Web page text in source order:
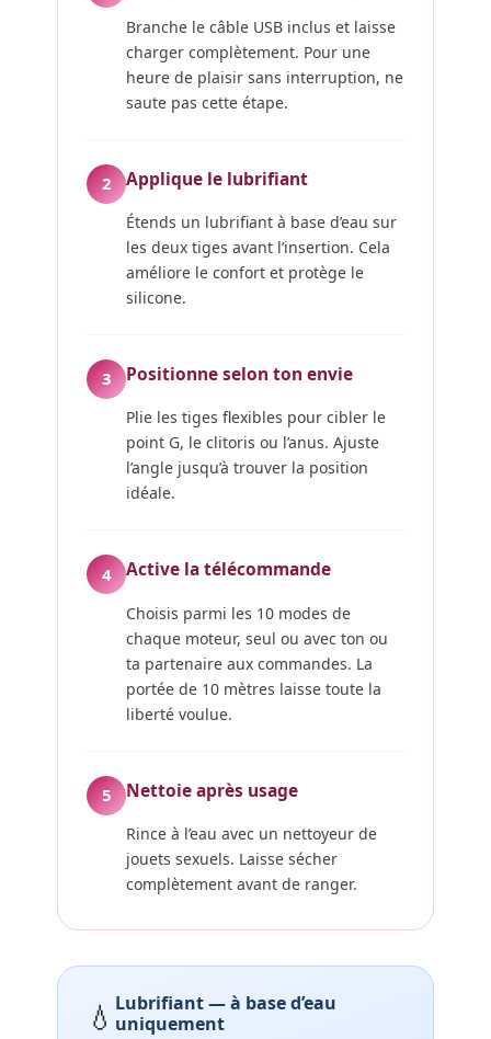
Branche le câble USB inclus et laisse
charger complètement. Pour une
heure de plaisir sans interruption, ne
saute pas cette étape.
2 Applique le lubrifiant
Étends un lubrifiant à base d’eau sur
les deux tiges avant l’insertion. Cela
améliore le confort et protège le
silicone.
3 Positionne selon ton envie
Plie les tiges flexibles pour cibler le
point G, le clitoris ou l’anus. Ajuste
l’angle jusqu’à trouver la position
idéale.
4 Active la télécommande
Choisis parmi les 10 modes de
chaque moteur, seul ou avec ton ou
ta partenaire aux commandes. La
portée de 10 mètres laisse toute la
liberté voulue.
5 Nettoie après usage
Rince à l’eau avec un nettoyeur de
jouets sexuels. Laisse sécher
complètement avant de ranger.
💧 Lubrifiant — à base d’eau
uniquement